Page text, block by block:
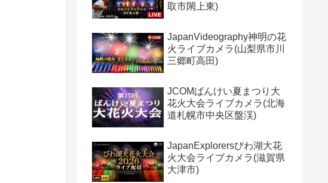
取市閖上東)
JapanVideography神明の花
火ライブカメラ(山梨県市川
三郷町高田)
JCOMばんけい夏まつり大
花火大会ライブカメラ(北海
道札幌市中央区盤渓)
JapanExplorersびわ湖大花
火大会ライブカメラ(滋賀県
大津市)